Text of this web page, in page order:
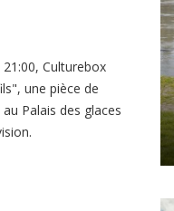
Culturebox
une pièce de
Palais des glaces